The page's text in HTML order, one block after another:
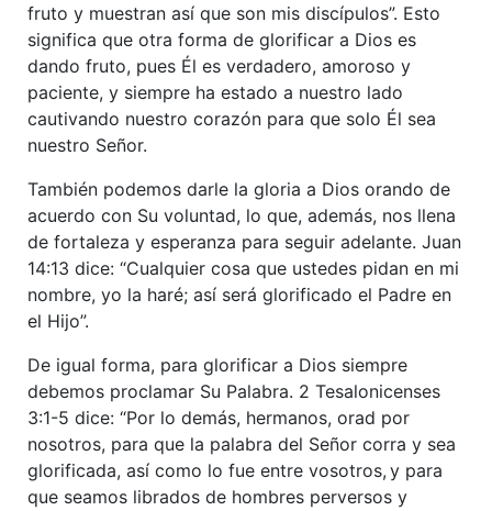
fruto y muestran así que son mis discípulos”. Esto
significa que otra forma de glorificar a Dios es
dando fruto, pues Él es verdadero, amoroso y
paciente, y siempre ha estado a nuestro lado
cautivando nuestro corazón para que solo Él sea
nuestro Señor.
También podemos darle la gloria a Dios orando de
acuerdo con Su voluntad, lo que, además, nos llena
de fortaleza y esperanza para seguir adelante. Juan
14:13 dice: “Cualquier cosa que ustedes pidan en mi
nombre, yo la haré; así será glorificado el Padre en
el Hijo”.
De igual forma, para glorificar a Dios siempre
debemos proclamar Su Palabra. 2 Tesalonicenses
3:1-5 dice: “Por lo demás, hermanos, orad por
nosotros, para que la palabra del Señor corra y sea
glorificada, así como lo fue entre vosotros, y para
que seamos librados de hombres perversos y